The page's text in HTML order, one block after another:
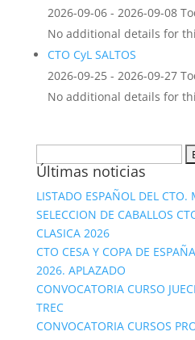
2026-09-06 - 2026-09-08
No additional details for
CTO CyL SALTOS
2026-09-25 - 2026-09-27
No additional details for
Últimas noticias
LISTADO ESPAÑOL DEL CTO.
SELECCION DE CABALLOS
CLASICA 2026
CTO CESA Y COPA DE
2026. APLAZADO
CONVOCATORIA CURSO
TREC
CONVOCATORIA CURSOS